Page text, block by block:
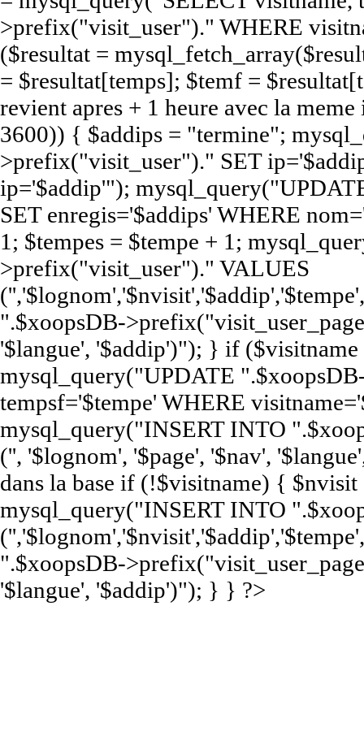
>prefix("visit_user")." WHERE
($resultat =
= $resultat[temps]; $temf =
revient apres + 1 heure avec la
3600)) { $addips = "termine";
>prefix("visit_user")." SET
ip='$addip'");
SET enregis='$addips' WHERE
1; $tempes = $tempe + 1;
>prefix("visit_user")." VALUES
".$xoopsDB-
'$langue', '$addip')"); } if
mysql_query("UPDATE
tempsf='$tempe' WHERE
mysql_query("INSERT INTO
('', '$lognom', '$page', '$nav',
dans la base if (!$visitname) { $nvisit
mysql_query("INSERT INTO
".$xoopsDB-
'$langue', '$addip')"); } } ?>